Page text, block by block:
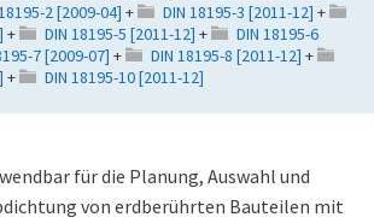
2 [2009-04] + DIN 18195-3 [2011-12] +
+ DIN 18195-5 [2011-12] +
DIN 18195-6
7 [2009-07] + DIN 18195-8 [2011-12] +
+ DIN 18195-10 [2011-12]
für die Planung, Auswahl und
von erdberührten Bauteilen mit